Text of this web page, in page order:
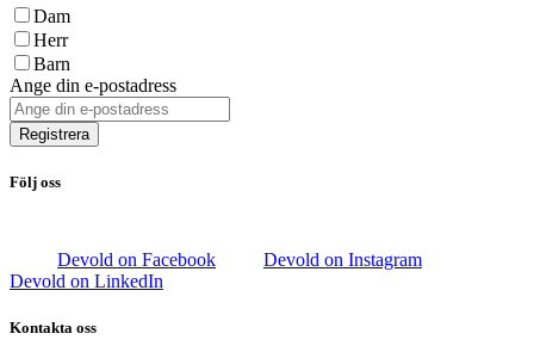
Dam
Herr
Barn
Ange din e-postadress
Registrera
Följ oss
Devold on Facebook
Devold on Instagram
Devold on LinkedIn
Kontakta oss